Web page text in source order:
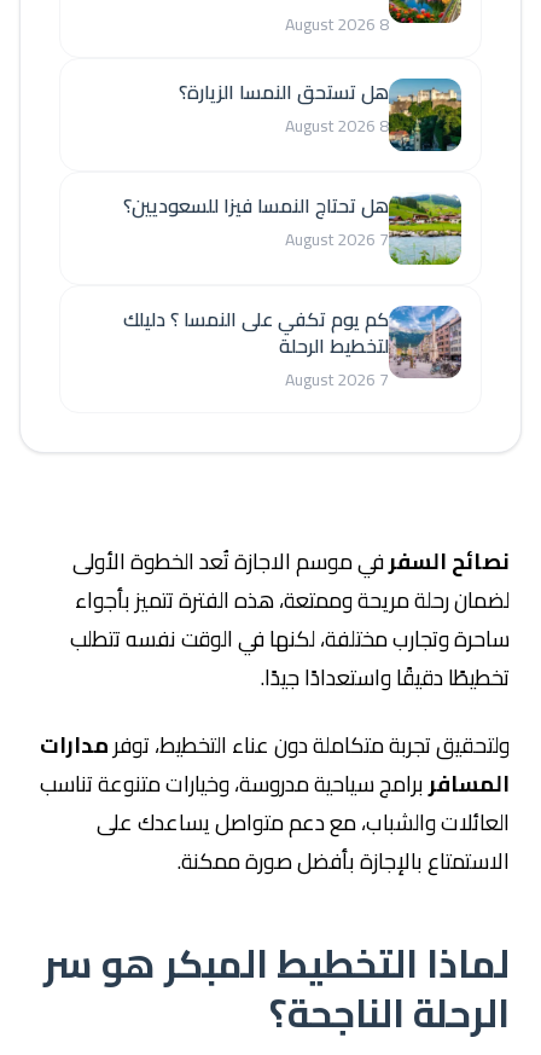
نصائح السفرفي موسم الاجازة تُعد الخطوة الأولى
لضمان رحلة مريحة وممتعة، هذه الفترة تتميز بأجواء
ساحرة وتجارب مختلفة، لكنها في الوقت نفسه تتطلب
تخطيطًا دقيقًا واستعدادًا جيدًا.
ولتحقيق تجربة متكاملة دون عناء التخطيط، توفرمدارات
المسافربرامج سياحية مدروسة، وخيارات متنوعة تناسب
العائلات والشباب، مع دعم متواصل يساعدك على
الاستمتاع بالإجازة بأفضل صورة ممكنة.
لماذا التخطيط المبكر هو سر
الرحلة الناجحة؟
8 August 2026
هل تستحق النمسا الزيارة؟
8 August 2026
هل تحتاج النمسا فيزا للسعوديين؟
7 August 2026
كم يوم تكفي على النمسا ؟ دليلك
لتخطيط الرحلة
7 August 2026